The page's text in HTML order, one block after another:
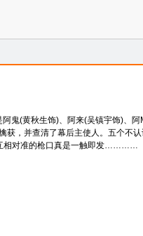
鬼(黄秋生饰)、阿来(吴镇宇饰)、
，并查清了幕后主使人。五个不
互相对准的枪口真是一触即发…………